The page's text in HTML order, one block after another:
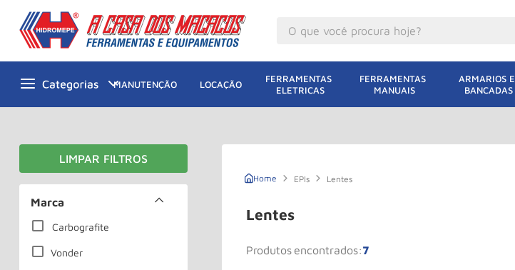
MANUTENÇÃO LOCAÇÃO
FERRAMENTAS
ELETRICAS
FERRAMENTAS
MANUAIS
ARMARIOS E
BANCADAS
Marca
Carbografite
Vonder
EPIs Lentes
Lentes
7
Produtos
1º Macacos
º Macaco Jacare
8 º Talha